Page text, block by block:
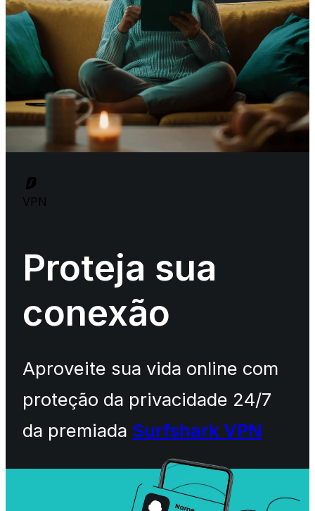
VPN
Proteja sua
conexão
Aproveite sua vida online com
proteção da privacidade 24/7
da premiada Surfshark VPN